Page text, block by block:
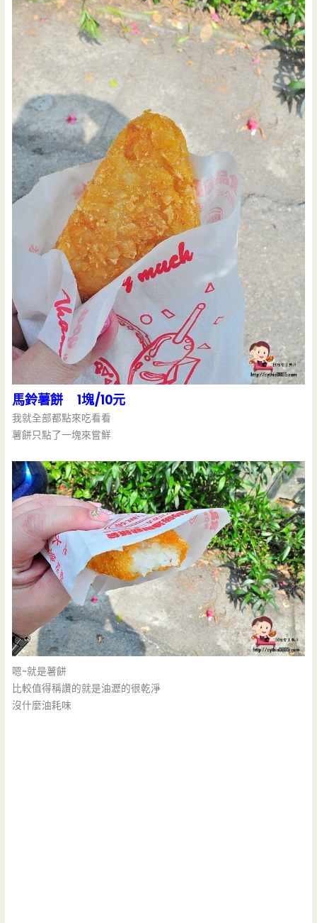
馬鈴薯餅 1塊/10元
我就全部都點來吃看看
薯餅只點了一塊來嘗鮮
嗯~就是薯餅
比較值得稱讚的就是油瀝的很乾淨
沒什麼油耗味